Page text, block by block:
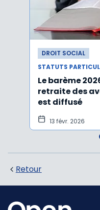
DROIT SOCIAL
STATUTS
Le barème
retraite des
est diffusé
13 févr. 2026
Retour